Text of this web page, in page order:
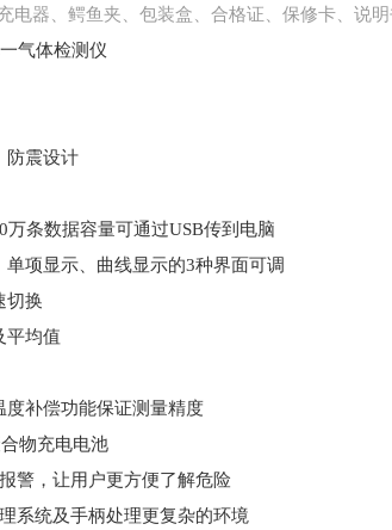
电器、鳄鱼夹、包装盒、合格证、保修卡、说
气体检测仪
防震设计
万条数据容量可通过USB传到电脑
项显示、曲线显示的3种界面可调
切换
平均值
度补偿功能保证测量精度
物充电电池
警，让用户更方便了解危险
系统及手柄处理更复杂的环境